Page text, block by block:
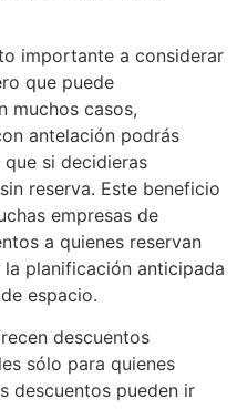
importante a considerar
que puede
muchos casos,
antelación podrás
si decidieras
reserva. Este beneficio
empresas de
a quienes reservan
planificación anticipada
espacio.
descuentos
sólo para quienes
descuentos pueden ir